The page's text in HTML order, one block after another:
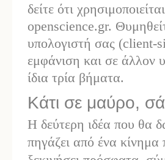
δείτε ότι
openscience.gr.
υπολογιστή σας (client-
εμφάνιση και σε άλλον
ίδια τρία βήματα.
Κάτι σε μαύρο,
Η δεύτερη ιδέα που θα
πηγάζει από ένα κίνημα